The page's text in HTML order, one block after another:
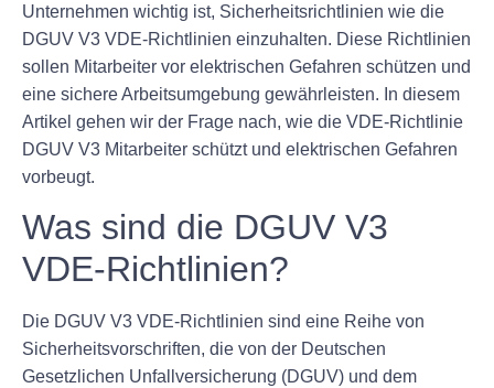
Unternehmen wichtig ist, Sicherheitsrichtlinien wie die
DGUV V3 VDE-Richtlinien einzuhalten. Diese Richtlinien
sollen Mitarbeiter vor elektrischen Gefahren schützen und
eine sichere Arbeitsumgebung gewährleisten. In diesem
Artikel gehen wir der Frage nach, wie die VDE-Richtlinie
DGUV V3 Mitarbeiter schützt und elektrischen Gefahren
vorbeugt.
Was sind die DGUV V3
VDE-Richtlinien?
Die DGUV V3 VDE-Richtlinien sind eine Reihe von
Sicherheitsvorschriften, die von der Deutschen
Gesetzlichen Unfallversicherung (DGUV) und dem